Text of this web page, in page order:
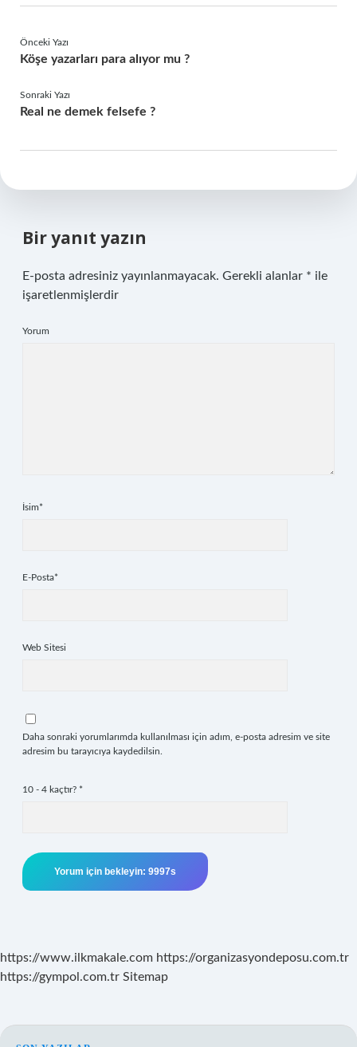
Önceki Yazı
Köşe yazarları para alıyor mu ?
Sonraki Yazı
Real ne demek felsefe ?
Bir yanıt yazın
E-posta adresiniz yayınlanmayacak. Gerekli alanlar * ile
işaretlenmişlerdir
Yorum
İsim*
E-Posta*
Web Sitesi
Daha sonraki yorumlarımda kullanılması için adım, e-posta adresim ve site
adresim bu tarayıcıya kaydedilsin.
10 - 4 kaçtır? *
https://www.ilkmakale.com https://organizasyondeposu.com.tr
https://gympol.com.tr Sitemap